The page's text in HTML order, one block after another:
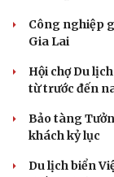
Văn hóa
Nối đà tăng
khách quốc tế